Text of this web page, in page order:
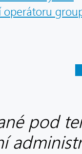
operátoru
pod